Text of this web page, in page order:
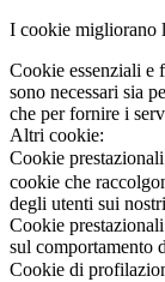
I cookie migliorano
Cookie essenziali e
sono necessari sia
che per fornire i
Altri cookie:
Cookie
cookie che
degli utenti sui
Cookie
sul comportamento
Cookie di